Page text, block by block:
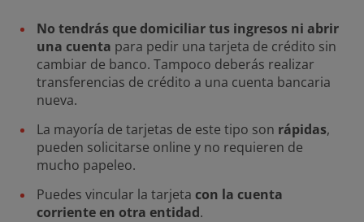
No tendrás que domiciliar tus ingresos ni abrir
una cuenta para pedir una tarjeta de crédito sin
cambiar de banco. Tampoco deberás realizar
transferencias de crédito a una cuenta bancaria
nueva.
La mayoría de tarjetas de este tipo son rápidas,
pueden solicitarse online y no requieren de
mucho papeleo.
Puedes vincular la tarjeta con la cuenta
corriente en otra entidad.